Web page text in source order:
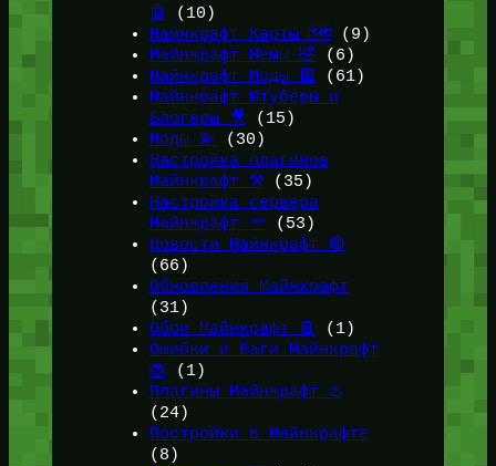
🤖
(10)
Майнкрафт Карты 🗺️(9)
Майнкрафт Мемы 🤣 (6)
Майнкрафт Моды 🟩 (61)
Майнкрафт Ютуберы и
Блогеры 🎥
(15)
Моды 💫
(30)
Настройка плагинов
Майнкрафт ⚒️(35)
Настройка сервера
Майнкрафт 🔦 (53)
Новости Майнкрафт 🔴
(66)
Обновления Майнкрафт
(31)
Обои Майнкрафт 📔
(1)
Ошибки и Баги Майнкрафт
🐞(1)
Плагины Майнкрафт ♨️
(24)
Постройки в Майнкрафте
(8)